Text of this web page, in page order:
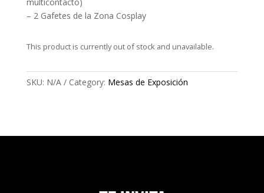
multicontacto)
– 2 Gafetes de la Zona Cosplay
This product is currently out of stock and unavailable.
SKU: N/A Category: Mesas de Exposición